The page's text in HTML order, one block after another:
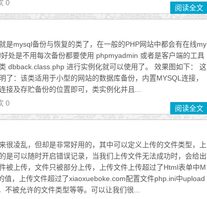
0
阅读全文
是mysql备份与恢复的类了，在一般的PHP网站中都会有在线my
处是不用每次备份都要使用 phpmyadmin 或者是客户端的工具
dbback.class.php 进行实例化就可以使用了。 效果图如下： 这
了：该类适用于小型的网站的数据库备份，内置MYSQL连接，
接及存贮备份的位置即可，类实例化并且...
0
阅读全文
很凌乱，但却是非常好用的，其中可以定义上传的文件类型，上
是可以随时开启错误记录，当我们上传文件无法成功时，会给出
被上传，文件只被部分上传，上传文件上传超过了Html表单中M
值，上传文件超过了xiaoxueboke.com配置文件php.ini中upload
不被允许的文件类型等等。可以让我们很...